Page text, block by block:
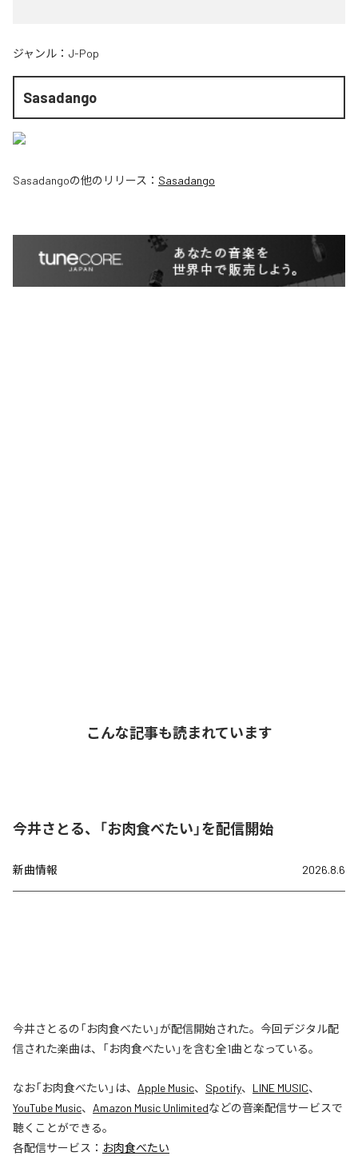
ジャンル： J-Pop
Sasadango
Sasadangoの他のリリース： Sasadango
こんな記事も読まれています
今井さとる、「お肉食べたい」を配信開始
新曲情報 2026.8.6
今井さとるの「お肉食べたい」が配信開始された。今回デジタル配
信された楽曲は、「お肉食べたい」を含む全1曲となっている。
なお「お肉食べたい 」は、 Apple Music、 Spotify、 LINE MUSIC、
YouTube Music、 Amazon Music Unlimitedなどの音楽配信サービスで
聴くことができる。
各配信サービス： お肉食べたい